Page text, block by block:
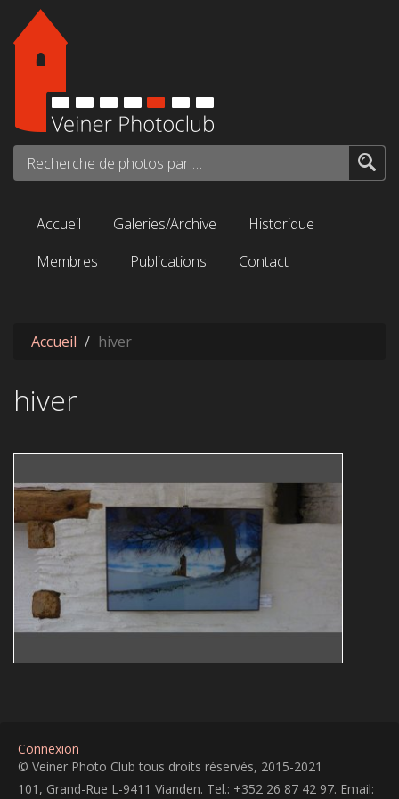
Aller au contenu principal
Recherche de photos par mots-clés...
Accueil Galeries/Archive
Historique
Membres
Publications Contact
Accueil hiver
hiver
Guy Bollendorff
Connexion
© Veiner Photo Club tous droits réservés, 2015-2021
101, Grand-Rue L-9411 Vianden. Tel.: +352 26 87 42 97. Email: